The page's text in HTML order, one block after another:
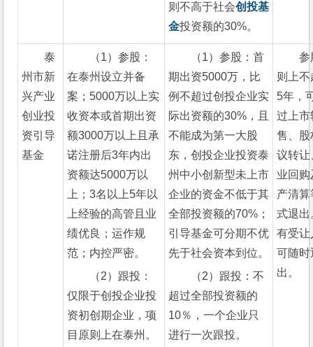
则不高于社会创投基
金投资额的30%。
泰
州市新
兴产业
创业投
资引导
基金
（1）参股：
在泰州设立并备
案；5000万以上实
收资本或首期出资
额3000万以上且承
诺注册后3年内出
资额达5000万以
上；3名以上5年以
上经验的高管且业
绩优良；运作规
范；内控严密。
（2）跟投：
仅限于创投企业投
资初创期企业，项
目原则上在泰州。
（1）参股：首
期出资5000万，比
例不超过创投企业实
际出资额的30%，且
不能成为第一大股
东，创投企业投资泰
州中小创新型未上市
企业的资金不低于其
全部投资额的70%；
引导基金可分期不优
先于社会资本到位。
（2）跟投：不
超过全部投资额的
10％，一个企业只
进行一次跟投。
参
则上
5年，
过上市
售、股
议转让
业回购
产清算
式退出
有受让
可随时
出。